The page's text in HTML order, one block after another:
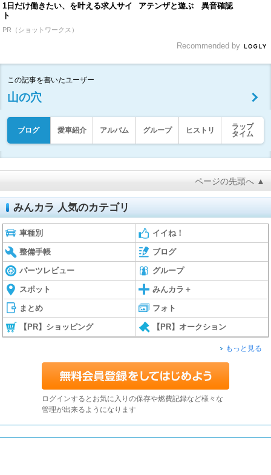
1日だけ働きたい、を叶える求人サイ
ト
PR（ショットワークス）
アテンザと遊ぶ 異音確認
Recommended by
この記事を書いたユーザー
山の穴
ブログ 愛車紹介 アルバム グループ ヒストリ
ラップ
タイム
ページの先頭へ ▲
みんカラ 人気のカテゴリ
車種別 イイね！
整備手帳 ブログ
パーツレビュー グループ
スポット みんカラ＋
まとめ フォト
【PR】ショッピング 【PR】オークション
もっと見る
ログインするとお気に入りの保存や燃費記録など様々な
管理が出来るようになります